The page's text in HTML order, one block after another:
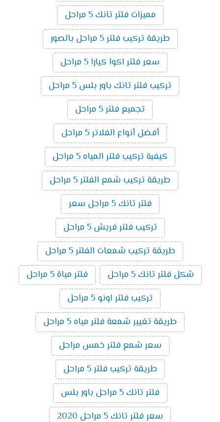
مميزات فلتر تانك 5 مراحل
طريقة تركيب فلتر 5 مراحل بالصور
سعر فلتر اكوا كيارا 5 مراحل
تركيب فلتر تانك باور بلس 5 مراحل
تجميع فلتر 5 مراحل
أفضل أنواع الفلاتر 5 مراحل
كيفية تركيب فلتر المياه 5 مراحل
طريقة تركيب شمع الفلتر 5 مراحل
فلتر تانك 5 مراحل سعر
تركيب فلتر فريش 5 مراحل
طريقة تركيب شمعات الفلتر 5 مراحل
شكل فلتر تانك 5 مراحل
فلتر مياة 5 مراحل
تركيب فلتر اونو 5 مراحل
طريقة تغيير شمعة فلتر مياه 5 مراحل
سعر شمع فلتر خمس مراحل
طريقة تركيب فلتر 5 مراحل
فلتر تانك 5 مراحل باور بلس
سعر فلتر تانك 5 مراحل 2020